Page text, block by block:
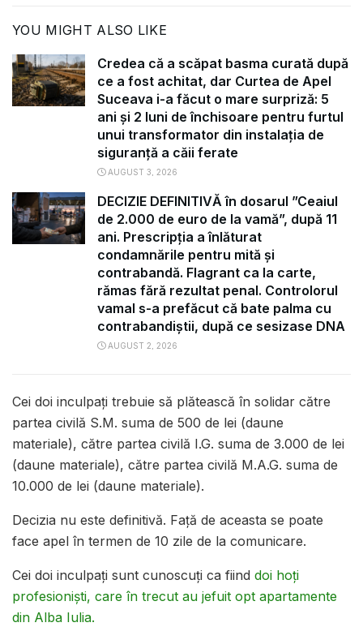
YOU MIGHT ALSO LIKE
Credea că a scăpat basma curată după
ce a fost achitat, dar Curtea de Apel
Suceava i-a făcut o mare surpriză: 5
ani și 2 luni de închisoare pentru furtul
unui transformator din instalația de
siguranță a căii ferate
AUGUST 3, 2026
DECIZIE DEFINITIVĂ în dosarul ”Ceaiul
de 2.000 de euro de la vamă”, după 11
ani. Prescripția a înlăturat
condamnările pentru mită și
contrabandă. Flagrant ca la carte,
rămas fără rezultat penal. Controlorul
vamal s-a prefăcut că bate palma cu
contrabandiștii, după ce sesizase DNA
AUGUST 2, 2026
Cei doi inculpați trebuie să plătească în solidar către
partea civilă S.M. suma de 500 de lei (daune
materiale), către partea civilă I.G. suma de 3.000 de lei
(daune materiale), către partea civilă M.A.G. suma de
10.000 de lei (daune materiale).
Decizia nu este definitivă. Față de aceasta se poate
face apel în termen de 10 zile de la comunicare.
Cei doi inculpați sunt cunoscuți ca fiind doi hoți
profesioniști, care în trecut au jefuit opt apartamente
din Alba Iulia.